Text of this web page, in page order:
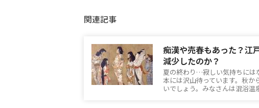
関連記事
痴漢や売春もあった？江
減少したのか？
夏の終わり…寂しい気持ちには
本には沢山待っています。秋か
いでしょう。みなさんは混浴